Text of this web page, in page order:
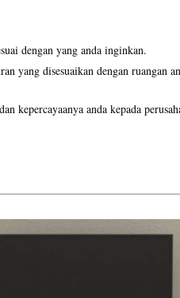
dengan yang anda inginkan.
yang disesuaikan dengan ruangan
kepercayaanya anda kepada